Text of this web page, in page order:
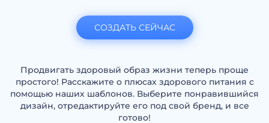
Продвигать здоровый образ жизни теперь проще
простого! Расскажите о плюсах здорового питания с
помощью наших шаблонов. Выберите понравившийся
дизайн, отредактируйте его под свой бренд, и все
готово!
СОЗДАТЬ СЕЙЧАС